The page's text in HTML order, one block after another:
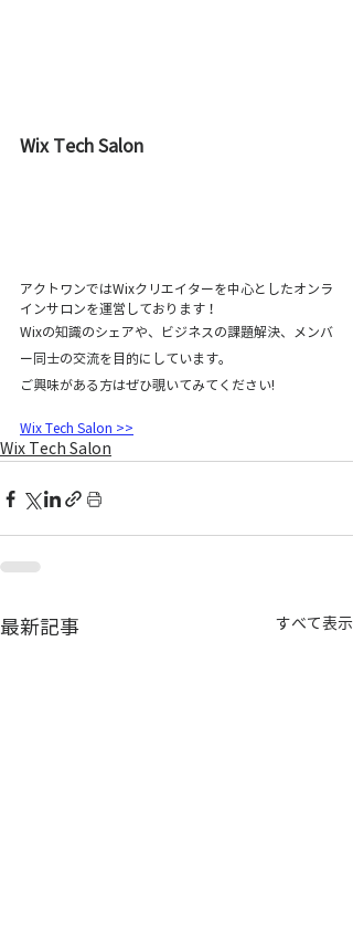
Wix Tech Salon
アクトワンではWixクリエイターを中心としたオンラ
インサロンを運営しております！
Wixの知識のシェアや、ビジネスの課題解決、メンバ
ー同士の交流を目的にしています。
ご興味がある方はぜひ覗いてみてください!
Wix Tech Salon >>
Wix Tech Salon
最新記事 すべて表示